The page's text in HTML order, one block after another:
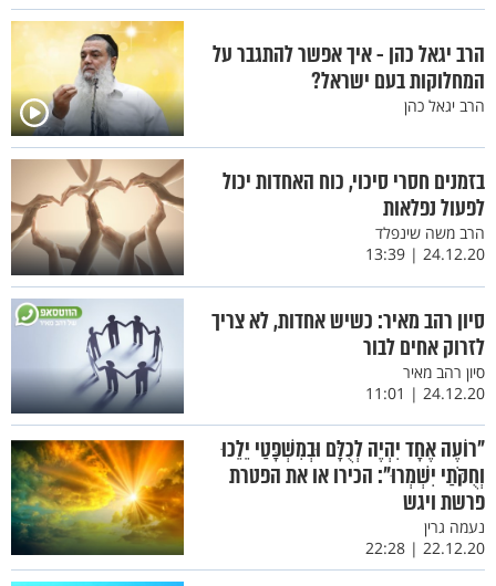
הרב יגאל כהן - איך אפשר להתגבר על
המחלוקות בעם ישראל?
הרב יגאל כהן
בזמנים חסרי סיכוי, כוח האחדות יכול
לפעול נפלאות
הרב משה שינפלד
24.12.20 | 13:39
סיון רהב מאיר: כשיש אחדות, לא צריך
לזרוק אחים לבור
סיון רהב מאיר
24.12.20 | 11:01
"רוֹעֶה אֶחָד יִהְיֶה לְכֻלָּם וּבְמִשְׁפָּטַי יֵלֵכוּ
וְחֻקֹּתַי יִשְׁמְרוּ": הכירו או את הפטרת
פרשת ויגש
נעמה גרין
22.12.20 | 22:28